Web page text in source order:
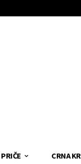
PRIČE CRNA